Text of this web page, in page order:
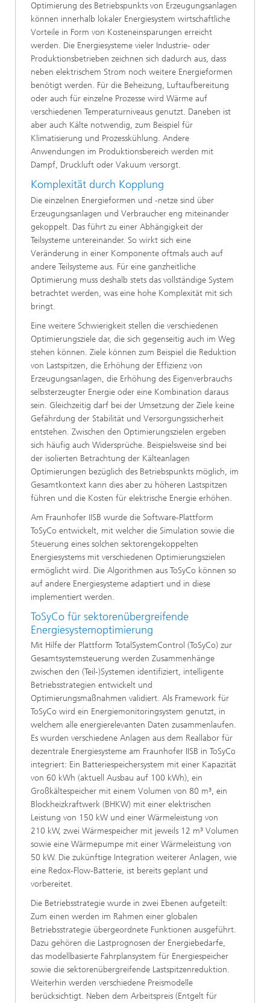
Optimierung des Betriebspunkts von Erzeugungsanlagen
können innerhalb lokaler Energiesystem wirtschaftliche
Vorteile in Form von Kosteneinsparungen erreicht
werden. Die Energiesysteme vieler Industrie- oder
Produktionsbetrieben zeichnen sich dadurch aus, dass
neben elektrischem Strom noch weitere Energieformen
benötigt werden. Für die Beheizung, Luftaufbereitung
oder auch für einzelne Prozesse wird Wärme auf
verschiedenen Temperaturniveaus genutzt. Daneben ist
aber auch Kälte notwendig, zum Beispiel für
Klimatisierung und Prozesskühlung. Andere
Anwendungen im Produktionsbereich werden mit
Dampf, Druckluft oder Vakuum versorgt.
Komplexität durch Kopplung
Die einzelnen Energieformen und -netze sind über
Erzeugungsanlagen und Verbraucher eng miteinander
gekoppelt. Das führt zu einer Abhängigkeit der
Teilsysteme untereinander. So wirkt sich eine
Veränderung in einer Komponente oftmals auch auf
andere Teilsysteme aus. Für eine ganzheitliche
Optimierung muss deshalb stets das vollständige System
betrachtet werden, was eine hohe Komplexität mit sich
bringt.
Eine weitere Schwierigkeit stellen die verschiedenen
Optimierungsziele dar, die sich gegenseitig auch im Weg
stehen können. Ziele können zum Beispiel die Reduktion
von Lastspitzen, die Erhöhung der Effizienz von
Erzeugungsanlagen, die Erhöhung des Eigenverbrauchs
selbsterzeugter Energie oder eine Kombination daraus
sein. Gleichzeitig darf bei der Umsetzung der Ziele keine
Gefährdung der Stabilität und Versorgungssicherheit
entstehen. Zwischen den Optimierungszielen ergeben
sich häufig auch Widersprüche. Beispielsweise sind bei
der isolierten Betrachtung der Kälteanlagen
Optimierungen bezüglich des Betriebspunkts möglich, im
Gesamtkontext kann dies aber zu höheren Lastspitzen
führen und die Kosten für elektrische Energie erhöhen.
Am Fraunhofer IISB wurde die Software-Plattform
ToSyCo entwickelt, mit welcher die Simulation sowie die
Steuerung eines solchen sektorengekoppelten
Energiesystems mit verschiedenen Optimierungszielen
ermöglicht wird. Die Algorithmen aus ToSyCo können so
auf andere Energiesysteme adaptiert und in diese
implementiert werden.
ToSyCo für sektorenübergreifende
Energiesystemoptimierung
Mit Hilfe der Plattform TotalSystemControl (ToSyCo) zur
Gesamtsystemsteuerung werden Zusammenhänge
zwischen den (Teil-)Systemen identifiziert, intelligente
Betriebsstrategien entwickelt und
Optimierungsmaßnahmen validiert. Als Framework für
ToSyCo wird ein Energiemonitoringsystem genutzt, in
welchem alle energierelevanten Daten zusammenlaufen.
Es wurden verschiedene Anlagen aus dem Reallabor für
dezentrale Energiesysteme am Fraunhofer IISB in ToSyCo
integriert: Ein Batteriespeichersystem mit einer Kapazität
von 60 kWh (aktuell Ausbau auf 100 kWh), ein
Großkältespeicher mit einem Volumen von 80 m³, ein
Blockheizkraftwerk (BHKW) mit einer elektrischen
Leistung von 150 kW und einer Wärmeleistung von
210 kW, zwei Wärmespeicher mit jeweils 12 m³ Volumen
sowie eine Wärmepumpe mit einer Wärmeleistung von
50 kW. Die zukünftige Integration weiterer Anlagen, wie
eine Redox-Flow-Batterie, ist bereits geplant und
vorbereitet.
Die Betriebsstrategie wurde in zwei Ebenen aufgeteilt:
Zum einen werden im Rahmen einer globalen
Betriebsstrategie übergeordnete Funktionen ausgeführt.
Dazu gehören die Lastprognosen der Energiebedarfe,
das modellbasierte Fahrplansystem für Energiespeicher
sowie die sektorenübergreifende Lastspitzenreduktion.
Weiterhin werden verschiedene Preismodelle
berücksichtigt. Neben dem Arbeitspreis (Entgelt für